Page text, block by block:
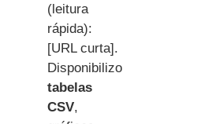
(leitura
rápida):
[URL curta].
Disponibilizo
tabelas
CSV,